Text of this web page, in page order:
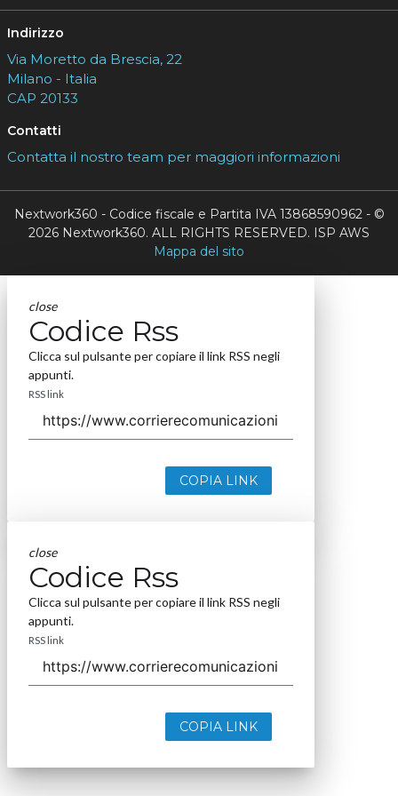
Indirizzo
Via Moretto da Brescia, 22
Milano - Italia
CAP 20133
Contatti
Contatta il nostro team per maggiori informazioni
Nextwork360 - Codice fiscale e Partita IVA 13868590962 - ©
2026 Nextwork360. ALL RIGHTS RESERVED. ISP AWS
Mappa del sito
close
Codice Rss
Clicca sul pulsante per copiare il link RSS negli
appunti.
RSS link
COPIA LINK
close
Codice Rss
Clicca sul pulsante per copiare il link RSS negli
appunti.
RSS link
COPIA LINK